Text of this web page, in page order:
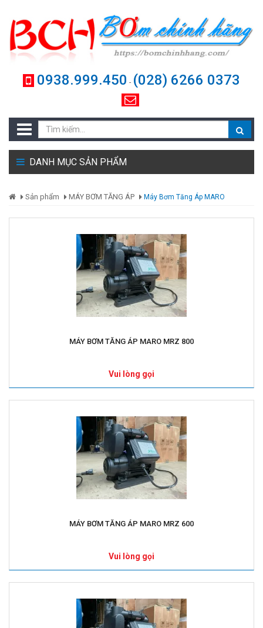
0938.999.450 - (028) 6266 0373
DANH MỤC SẢN PHẨM
Sản phẩm MÁY BƠM TĂNG ÁP Máy Bơm Tăng Áp MARO
MÁY BƠM TĂNG ÁP MARO MRZ 800
Vui lòng gọi
MÁY BƠM TĂNG ÁP MARO MRZ 600
Vui lòng gọi